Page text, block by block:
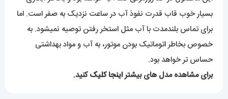
بسیار خوب قاب قدرت نفوذ آب در ساعت نزدیک به صفر است. اما
برای تماس بلندمدت با آب مثل استخر رفتن توصیه نمیشود. به
خصوص بخاطر اتوماتیک بودن موتور، به آب و مواد بهداشتی
حساس تر خواهد بود.
برای مشاهده مدل های بیشتراینجا کلیککنید.